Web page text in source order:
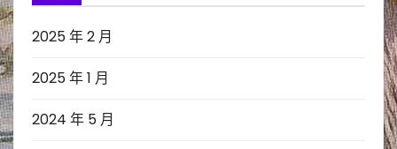
2025 年 2 月
2025 年 1 月
2024 年 5 月